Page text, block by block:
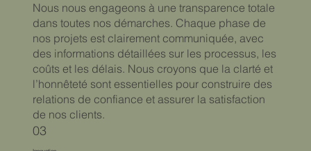
Nous nous engageons à une transparence totale
dans toutes nos démarches. Chaque phase de
nos projets est clairement communiquée, avec
des informations détaillées sur les processus, les
coûts et les délais. Nous croyons que la clarté et
l’honnêteté sont essentielles pour construire des
relations de confiance et assurer la satisfaction
de nos clients.
03